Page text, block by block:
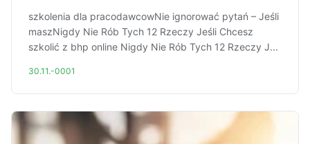
szkolenia dla pracodawcowNie ignorować pytań – Jeśli
maszNigdy Nie Rób Tych 12 Rzeczy Jeśli Chcesz
szkolić z bhp online Nigdy Nie Rób Tych 12 Rzeczy J...
30.11.-0001